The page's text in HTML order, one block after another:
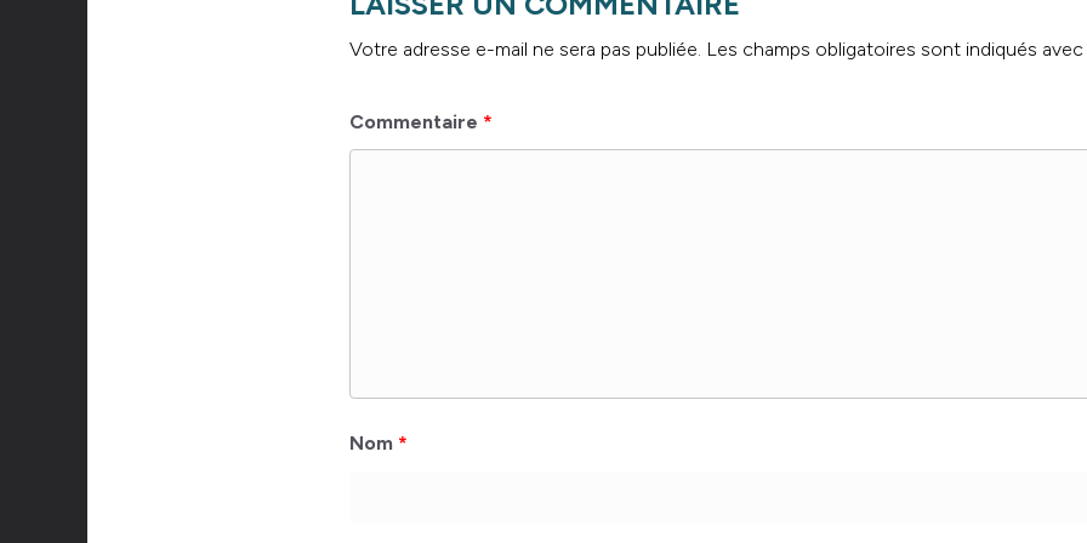
Votre adresse e-mail ne sera pas publiée. Les champs obligatoires sont indiqués avec
Commentaire *
Nom *